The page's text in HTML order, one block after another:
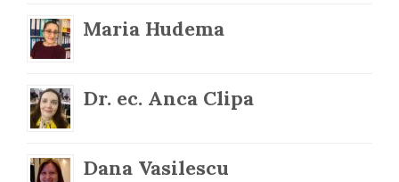
Maria Hudema
Dr. ec. Anca Clipa
Dana Vasilescu